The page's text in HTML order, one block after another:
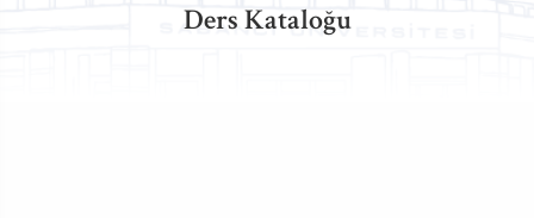
Ders Kataloğu